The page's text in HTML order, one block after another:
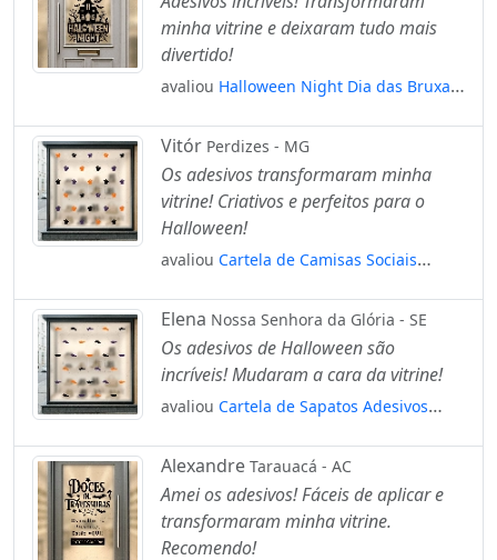
minha vitrine e deixaram tudo mais
divertido!
avaliou Halloween Night Dia das Bruxas
Mod:188
Vitór Perdizes - MG
Os adesivos transformaram minha
vitrine! Criativos e perfeitos para o
Halloween!
avaliou Cartela de Camisas Sociais
Elena Nossa Senhora da Glória - SE
Os adesivos de Halloween são
incríveis! Mudaram a cara da vitrine!
avaliou Cartela de Sapatos Adesivos
Alexandre Tarauacá - AC
Amei os adesivos! Fáceis de aplicar e
transformaram minha vitrine.
Recomendo!